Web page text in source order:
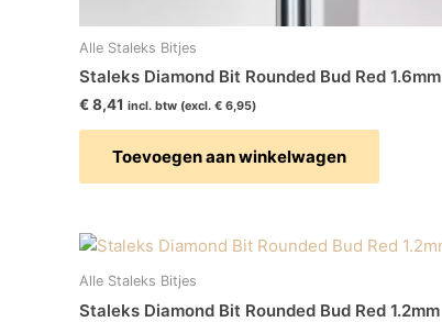
Alle Staleks Bitjes
Staleks Diamond Bit Rounded Bud Red 1.6mm
€8,41 incl. btw (excl. € 6,95)
Toevoegen aan winkelwagen
Alle Staleks Bitjes
Staleks Diamond Bit Rounded Bud Red 1.2mm